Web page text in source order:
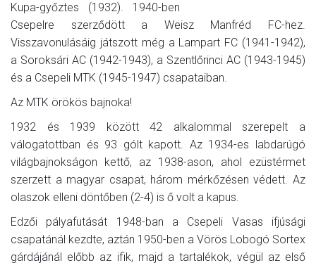
Kupa-győztes (1932). 1940-ben
Csepelre szerződött a Weisz Manfréd FC-hez.
Visszavonulásáig játszott még a Lampart FC (1941-1942),
a Soroksári AC (1942-1943), a Szentlőrinci AC (1943-1945)
és a Csepeli MTK (1945-1947) csapataiban.
Az MTK örökös bajnoka!
1932 és 1939 között 42 alkalommal szerepelt a
válogatottban és 93 gólt kapott. Az 1934-es labdarúgó
világbajnokságon kettő, az 1938-ason, ahol ezüstérmet
szerzett a magyar csapat, három mérkőzésen védett. Az
olaszok elleni döntőben (2-4) is ő volt a kapus.
Edzői pályafutását 1948-ban a Csepeli Vasas ifjúsági
csapatánál kezdte, aztán 1950-ben a Vörös Lobogó Sortex
gárdájánál előbb az ifik, majd a tartalékok, végül az első